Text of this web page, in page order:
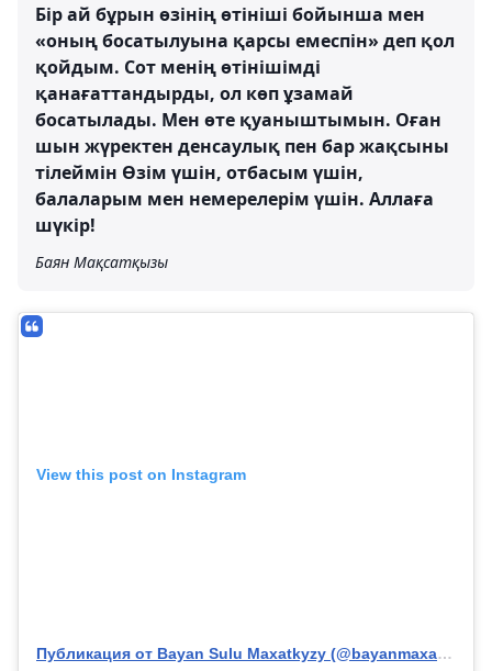
Бір ай бұрын өзінің өтініші бойынша мен
«оның босатылуына қарсы емеспін» деп қол
қойдым. Сот менің өтінішімді
қанағаттандырды, ол көп ұзамай
босатылады. Мен өте қуаныштымын. Оған
шын жүректен денсаулық пен бар жақсыны
тілеймін Өзім үшін, отбасым үшін,
балаларым мен немерелерім үшін. Аллаға
шүкір!
Баян Мақсатқызы
View this post on Instagram
Публикация от Bayan Sulu Maxatkyzy (@bayanmaxatkyzy)